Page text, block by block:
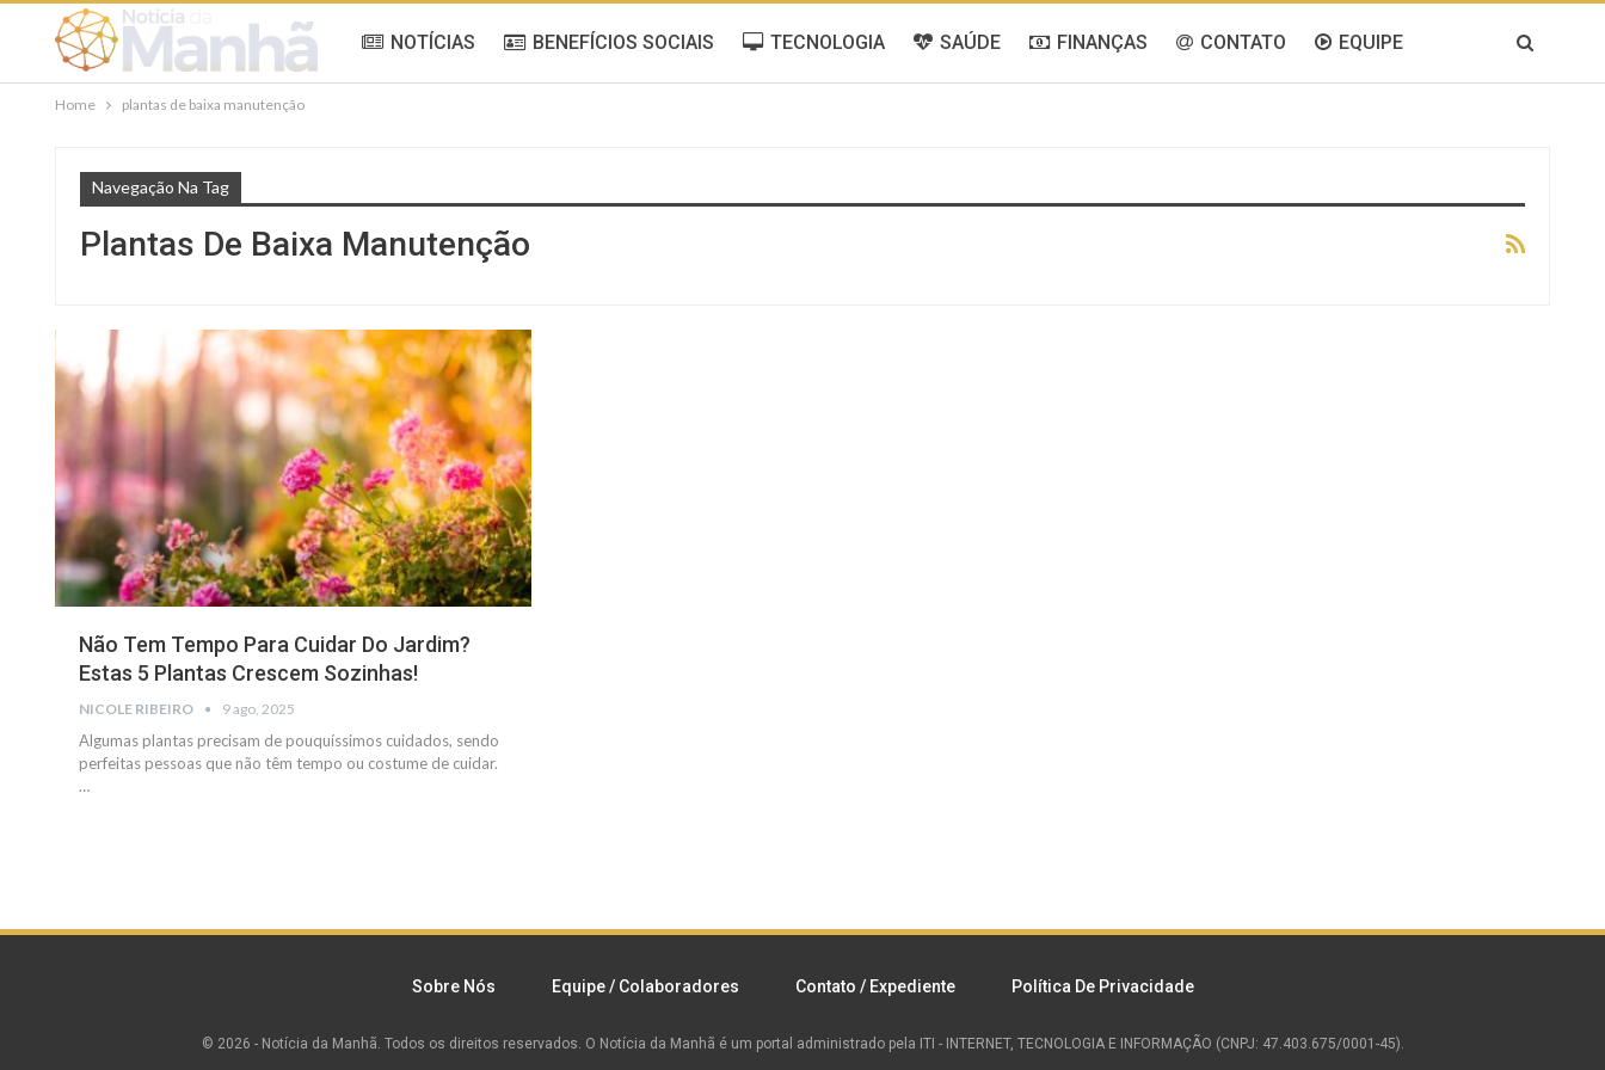
NOTÍCIAS BENEFÍCIOS SOCIAIS TECNOLOGIA SAÚDE FINANÇAS CONTATO EQUIPE
Home plantas de baixa manutenção
Navegação Na Tag
Plantas De Baixa Manutenção
CASA E JARDIM
Não Tem Tempo Para Cuidar Do Jardim?
Estas 5 Plantas Crescem Sozinhas!
NICOLE RIBEIRO 9 ago, 2025
Algumas plantas precisam de pouquíssimos cuidados, sendo
perfeitas pessoas que não têm tempo ou costume de cuidar.
…
Sobre Nós Equipe / Colaboradores Contato / Expediente Política De Privacidade
© 2026 - Notícia da Manhã. Todos os direitos reservados. O Notícia da Manhã é um portal administrado pela ITI - INTERNET, TECNOLOGIA E INFORMAÇÃO (CNPJ: 47.403.675/0001-45).